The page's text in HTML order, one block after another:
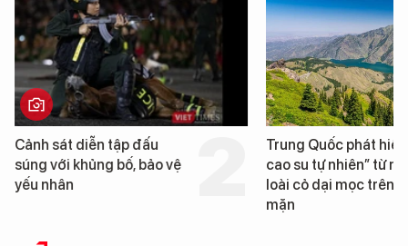
Cảnh sát diễn tập đấu
súng với khủng bố, bảo vệ
yếu nhân
Trung Quốc phát hiện
cao su tự nhiên” từ
loài cỏ dại mọc trên
mặn